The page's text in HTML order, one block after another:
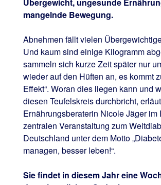
Übergewicht, ungesunde
mangelnde Bewegung.
Abnehmen fällt vielen
Und kaum sind einige Kilogramm
sammeln sich kurze Zeit später nur
wieder auf den Hüften an, es kommt
Effekt“. Woran dies liegen kann und
diesen Teufelskreis durchbricht,
Ernährungsberaterin Nicole Jäger im
zentralen Veranstaltung zum
Deutschland unter dem Motto
managen, besser leben!“.
Sie findet in diesem Jahr eine